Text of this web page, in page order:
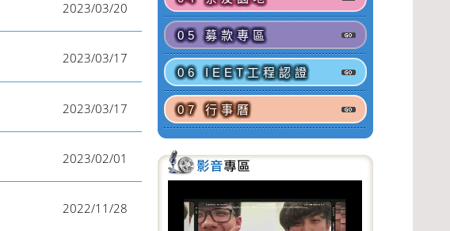
2023/03/20
2023/03/17
2023/03/17
2023/02/01
2022/11/28
05 募款專區
06 IEET工程認證
07 行事曆
r